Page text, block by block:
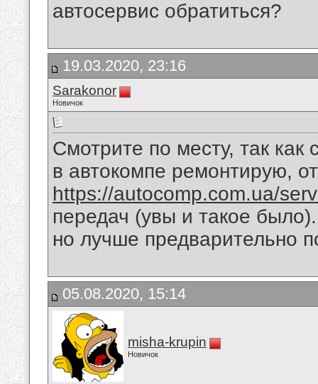
автосервис обратиться?
19.03.2020, 23:16
Sarakonor
Новичок
Смотрите по месту, так как
в автокомпе ремонтирую,
https://autocomp.com.ua/
передач (увы и такое
но лучше предварительно
05.08.2020, 15:14
misha-krupin
Новичок